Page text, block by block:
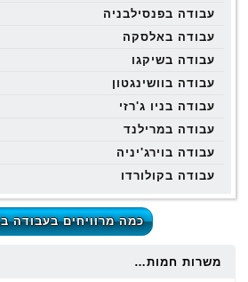
עבודה בפנסילבניה
עבודה באלסקה
עבודה בשיקגו
עבודה בוושינגטון
עבודה בניו ג'רזי
עבודה במרילנד
עבודה בוירג'יניה
עבודה בקולורדו
כמה מרוויחים בעבודה
משרות חמות…